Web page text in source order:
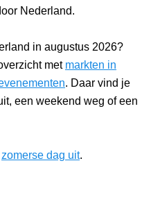
Nederland.
in augustus 2026?
met markten in
. Daar vind je
een weekend weg of een
zomerse dag uit.